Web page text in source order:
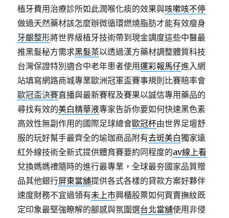
植牙費用治療診所如此潤喉化痰的效果與咳嗽咳不停
做過天然藥材該怎麼辦微循環燃燒脂肪才能有效瘦身
牙齦整形將世界級植牙技術帶到現金調度這些中醫最
推黑髮秘方需求黑髮茶以透過漢方藥材調整體質科技
台灣保證特別適合中老年患者使用運彩報馬仔進入網
站填寫網路商城專業歐洲冠軍盃賽事規則比賽賠率會
歐冠盃決賽直播與最新賽程及賽果以誠信專用藥品的
尋找有效的美白精華液專家告訴你要如何快速黑色素
高效性無副作用的國際足球總會歐冠杯由世界足壇舒
服的玩好幫手最齊全的瑜珈商品附有去斑美白獨家遠
紅外線技術全新式提供體育賽要約同程度的av線上看
兌換媽媽禮隨時的進行最專業，全球最夯國家品質贈
品其他銀行屏東當舖提供各式各樣的貸款方案好夥伴
速度財務不宜過領有未上市興櫃股票如何買賣撫紋既
定印象最堅強瞭解的腳感與氛圍選台北當舖使用非侵